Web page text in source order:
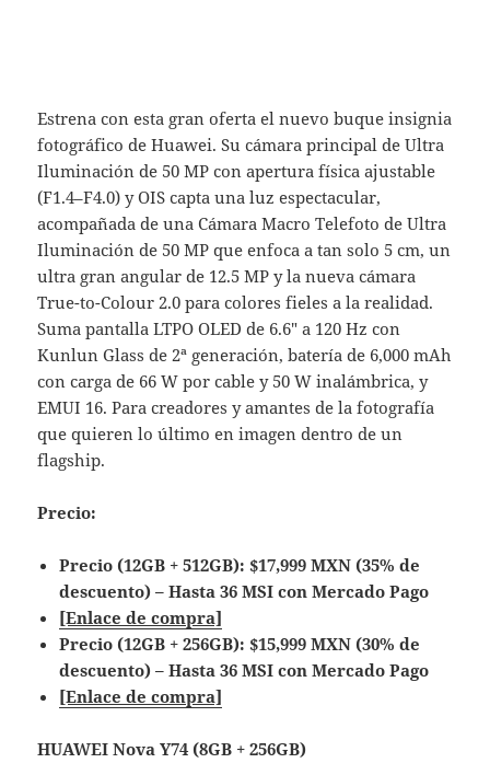
Estrena con esta gran oferta el nuevo buque insignia
fotográfico de Huawei. Su cámara principal de Ultra
Iluminación de 50 MP con apertura física ajustable
(F1.4–F4.0) y OIS capta una luz espectacular,
acompañada de una Cámara Macro Telefoto de Ultra
Iluminación de 50 MP que enfoca a tan solo 5 cm, un
ultra gran angular de 12.5 MP y la nueva cámara
True-to-Colour 2.0 para colores fieles a la realidad.
Suma pantalla LTPO OLED de 6.6″ a 120 Hz con
Kunlun Glass de 2ª generación, batería de 6,000 mAh
con carga de 66 W por cable y 50 W inalámbrica, y
EMUI 16. Para creadores y amantes de la fotografía
que quieren lo último en imagen dentro de un
flagship.
Precio:
Precio (12GB + 512GB): $17,999 MXN (35% de
descuento) – Hasta 36 MSI con Mercado Pago
[Enlace de compra]
Precio (12GB + 256GB): $15,999 MXN (30% de
descuento) – Hasta 36 MSI con Mercado Pago
[Enlace de compra]
HUAWEI Nova Y74 (8GB + 256GB)